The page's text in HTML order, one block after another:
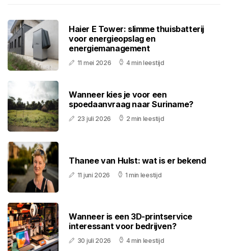
Haier E Tower: slimme thuisbatterij
voor energieopslag en
energiemanagement
11 mei 2026 4 min leestijd
Wanneer kies je voor een
spoedaanvraag naar Suriname?
23 juli 2026 2 min leestijd
Thanee van Hulst: wat is er bekend
11 juni 2026 1 min leestijd
Wanneer is een 3D-printservice
interessant voor bedrijven?
30 juli 2026 4 min leestijd